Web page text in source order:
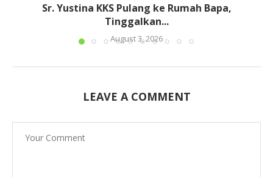
Sr. Yustina KKS Pulang ke Rumah Bapa,
Tinggalkan...
August 3, 2026
LEAVE A COMMENT